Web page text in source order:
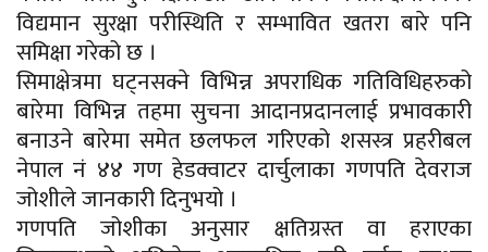
विद्यमान सुरक्षा परीस्थिति र सम्भावित खतरा बारे पनि
समिक्षा गरेको छ ।
सिमाक्षेत्रमा घट्नसक्ने विभिन्न अपराधिक गतिविधिहरुको
बारेमा विभिन्न तहमा सुचना आदानप्रदानलाई प्रभावकारी
बनाउने बारेमा समेत छलफल गरिएको शसस्त्र प्रहरीबल
नेपाल नं ४४ गण हेडक्वाटर दार्चुलाका गणपति देवराज
जोशीले जानकारी दिनुभयो ।
गणपति जोशीका अनुसार क्षतिग्रस्त वा हराएका